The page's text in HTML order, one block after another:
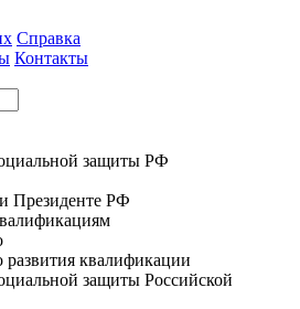
Справка
Контакты
защиты РФ
Президенте РФ
развития квалификации
защиты Российской